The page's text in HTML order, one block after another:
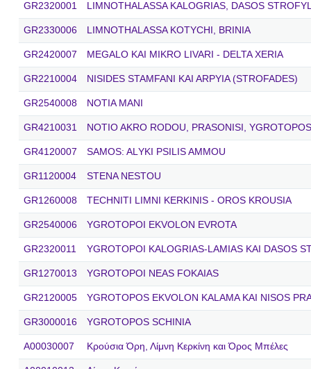
GR2320001 LIMNOTHALASSA KALOGRIAS, DASOS
GR2330006 LIMNOTHALASSA KOTYCHI, BRINIA
GR2420007 MEGALO KAI MIKRO LIVARI - DELTA XERIA
GR2210004 NISIDES STAMFANI KAI ARPYIA (STROFADES)
GR2540008 NOTIA MANI
GR4210031 NOTIO AKRO RODOU, PRASONISI,
GR4120007 SAMOS: ALΥKΙ PSILIS AMMOU
GR1120004 STENA NESTOU
GR1260008 TECHNITI LIMNI KERKINIS - OROS KROUSIA
GR2540006 YGROTOPOI EKVOLON EVROTA
GR2320011 YGROTOPOI KALOGRIAS-LAMIAS KAI DASOS
GR1270013 YGROTOPOI NEAS FOKAIAS
GR2120005 YGROTOPOS EKVOLON KALAMA KAI NISOS
GR3000016 YGROTOPOS SCHINIA
A00030007 Κρούσια Όρη, Λίμνη Κερκίνη και Όρος Μπέλες